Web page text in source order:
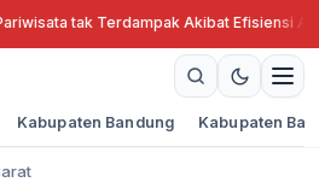
tak Terdampak Akibat Efisiensi
Kabupaten Bandung Kabupaten